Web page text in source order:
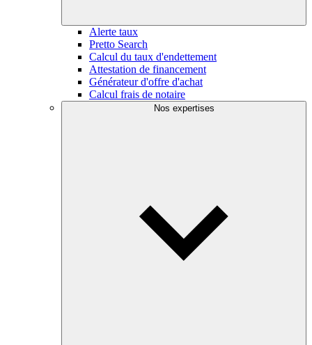
Alerte taux
Pretto Search
Calcul du taux d'endettement
Attestation de financement
Générateur d'offre d'achat
Calcul frais de notaire
Nos expertises